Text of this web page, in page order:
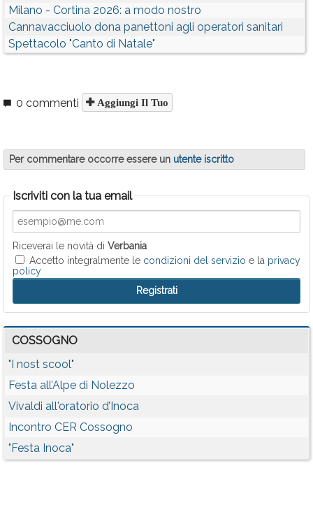
Milano - Cortina 2026: a modo nostro
Cannavacciuolo dona panettoni agli operatori sanitari
Spettacolo "Canto di Natale"
0 commenti Aggiungi Il Tuo
Per commentare occorre essere un utente iscritto
Iscriviti con la tua email
Riceverai le novità di Verbania
Accetto integralmente le condizioni del servizio e la privacy
policy
COSSOGNO
"I nost scool"
Festa all’Alpe di Nolezzo
Vivaldi all'oratorio d’Inoca
Incontro CER Cossogno
"Festa Inoca"